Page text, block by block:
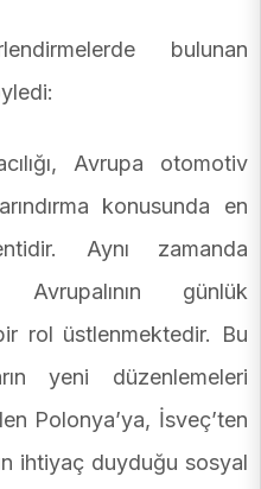
bulunan
Avrupa otomotiv
konusunda en
Aynı zamanda
Avrupalının günlük
rol üstlenmektedir. Bu
yeni düzenlemeleri
Polonya’ya, İsveç’ten
ihtiyaç duyduğu sosyal